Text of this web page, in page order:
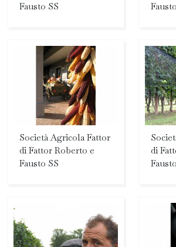
Fausto SS
Società Agricola Fattor
di Fattor Roberto e
Fausto SS
di